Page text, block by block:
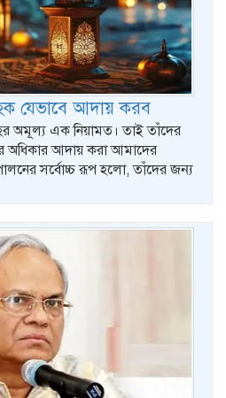
যেভাবে আদায় করব
অমূল্য এক নিয়ামত। তাই তাঁদের
অধিকার আদায় করা আমাদের
সর্বোচ্চ রূপ হলো, তাঁদের জন্য